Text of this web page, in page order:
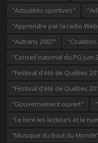
"Actualités sportives"
"Apprendre par la radio
"Autrans 2007"
"Coalition
"Conseil national du PQ juin
"Festival d'été de Québec
"Festival d'été de Québec
"Gouvernement ouvert"
"Le livre les lecteurs et le
"Musique du Bout du